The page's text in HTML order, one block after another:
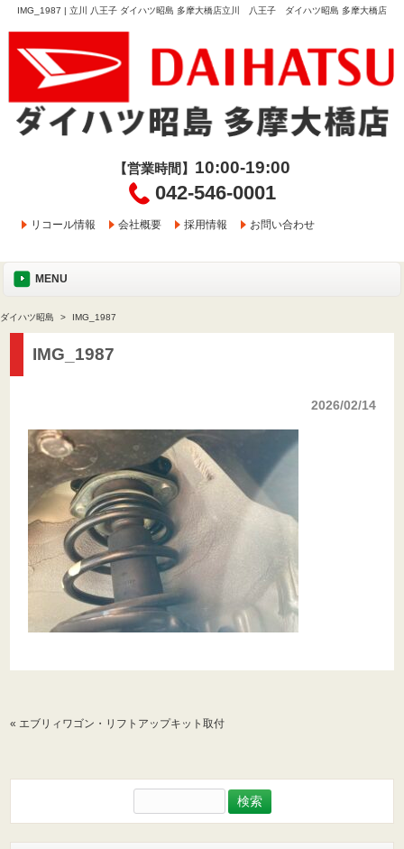
IMG_1987 | 立川 八王子 ダイハツ昭島 多摩大橋店立川 八王子 ダイハツ昭島 多摩大橋店
【営業時間】 10:00-19:00
042-546-0001
リコール情報 会社概要 採用情報 お問い合わせ
MENU
ダイハツ昭島 IMG_1987
IMG_1987
2026/02/14
« エブリィワゴン・リフトアップキット取付
索: